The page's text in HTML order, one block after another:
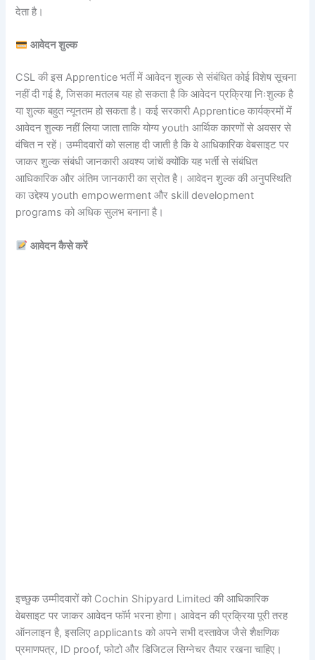
देता है।
आवेदन शुल्क
CSL की इस Apprentice भर्ती में आवेदन शुल्क से संबंधित कोई विशेष सूचना
नहीं दी गई है, जिसका मतलब यह हो सकता है कि आवेदन प्रक्रिया निःशुल्क है
या शुल्क बहुत न्यूनतम हो सकता है। कई सरकारी Apprentice कार्यक्रमों में
आवेदन शुल्क नहीं लिया जाता ताकि योग्य youth आर्थिक कारणों से अवसर से
वंचित न रहें। उम्मीदवारों को सलाह दी जाती है कि वे आधिकारिक वेबसाइट पर
जाकर शुल्क संबंधी जानकारी अवश्य जांचें क्योंकि यह भर्ती से संबंधित
आधिकारिक और अंतिम जानकारी का स्रोत है। आवेदन शुल्क की अनुपस्थिति
का उद्देश्य youth empowerment और skill development
programs को अधिक सुलभ बनाना है।
आवेदन कैसे करें
इच्छुक उम्मीदवारों को Cochin Shipyard Limited की आधिकारिक
वेबसाइट पर जाकर आवेदन फॉर्म भरना होगा। आवेदन की प्रक्रिया पूरी तरह
ऑनलाइन है, इसलिए applicants को अपने सभी दस्तावेज जैसे शैक्षणिक
प्रमाणपत्र, ID proof, फोटो और डिजिटल सिग्नेचर तैयार रखना चाहिए।